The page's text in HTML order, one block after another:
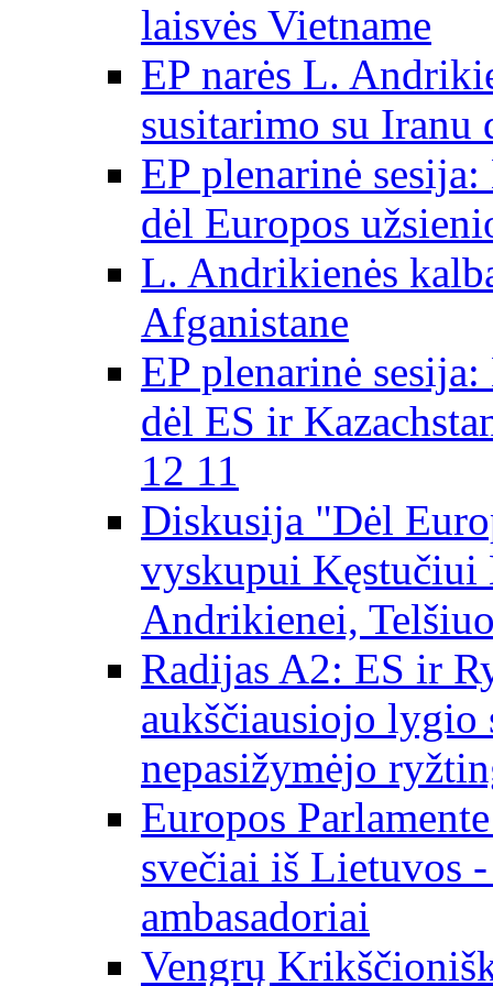
laisvės Vietname
EP narės L.
susitarimo su Iranu
EP plenarinė
dėl Europos
L. Andrikienės
Afganistane
EP plenarinė
dėl ES ir
12 11
Diskusija "Dėl
vyskupui Kęstučiui
Andrikienei,
Radijas A2: ES ir
aukščiausiojo
nepasižymėjo
Europos
svečiai iš Lietuvos
ambasadoriai
Vengrų